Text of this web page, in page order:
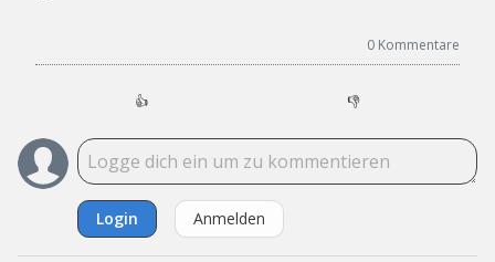
0 Kommentare
👍 👎
Login Anmelden